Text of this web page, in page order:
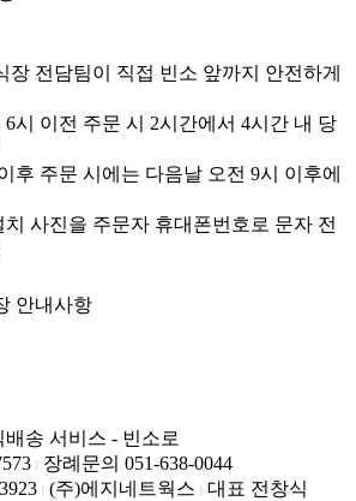
장 전담팀이 직접 빈소 앞까지 안전하게
시 이전 주문 시 2시간에서 4시간 내 당
후 주문 시에는 다음날 오전 9시 이후에
치 사진을 주문자 휴대폰번호로 문자 전
안내사항
송 서비스 - 빈소로
장례문의 051-638-0044
(주)에지네트웍스
대표 전창식